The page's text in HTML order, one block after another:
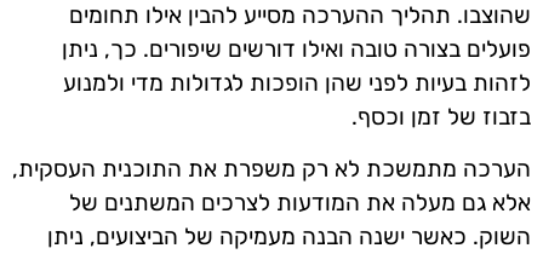
שהוצבו. תהליך ההערכה מסייע להבין אילו תחומים
פועלים בצורה טובה ואילו דורשים שיפורים. כך, ניתן
לזהות בעיות לפני שהן הופכות לגדולות מדי ולמנוע
בזבוז של זמן וכסף.
הערכה מתמשכת לא רק משפרת את התוכנית העסקית,
אלא גם מעלה את המודעות לצרכים המשתנים של
השוק. כאשר ישנה הבנה מעמיקה של הביצועים, ניתן